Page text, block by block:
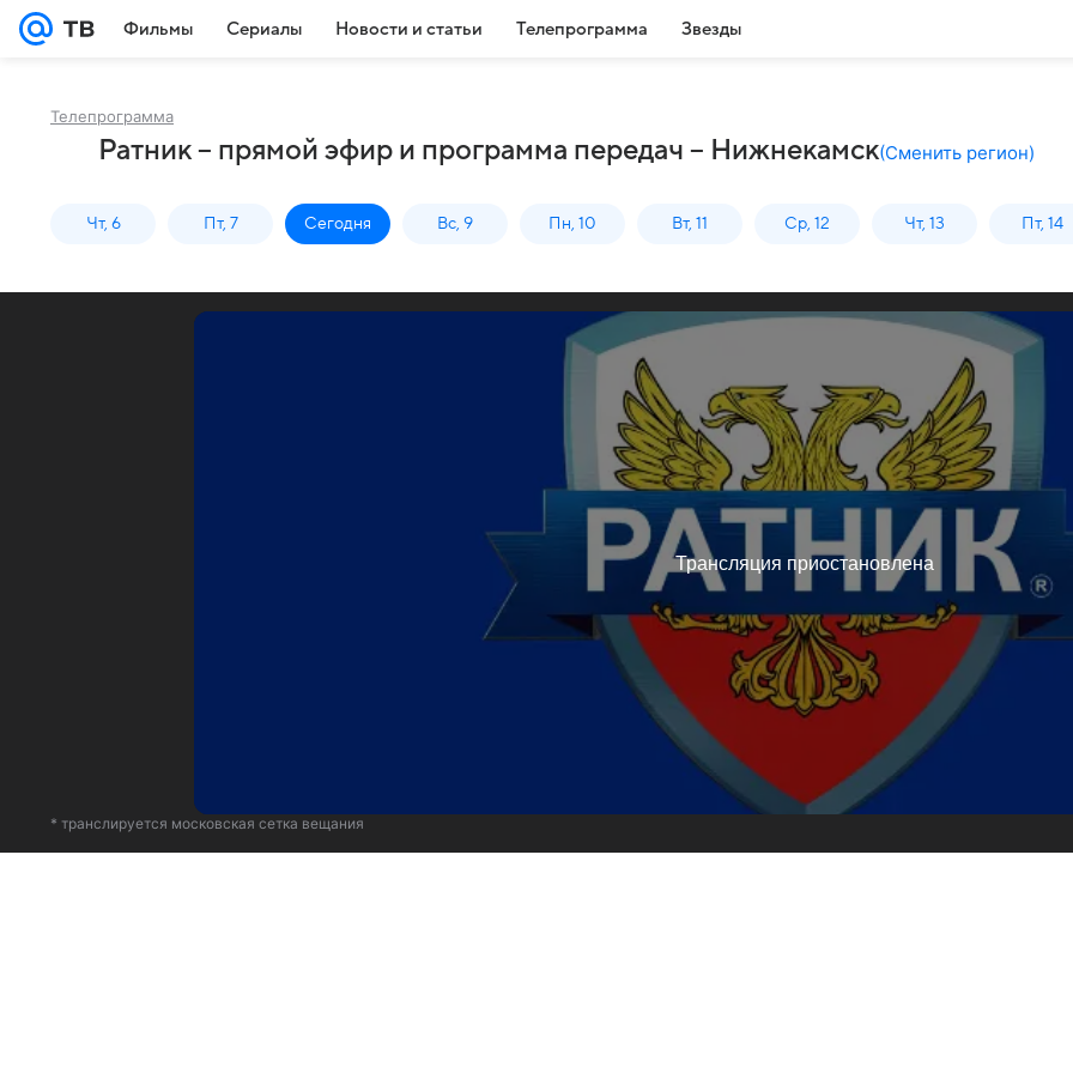
Фильмы Сериалы Новости и статьи Телепрограмма Звезды
Телепрограмма
Ратник – прямой эфир и программа передач – Нижнекамск(Сменить регион)
Чт, 6 Пт, 7 Сегодня Вс, 9 Пн, 10 Вт, 11 Ср, 12 Чт, 13 Пт, 14
* транслируется московская сетка вещания